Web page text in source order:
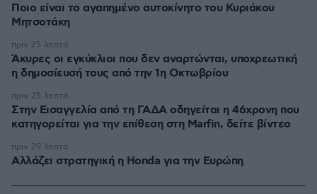
Ποιο είναι το αγαπημένο αυτοκίνητο του Κυριάκου
Μητσοτάκη
Άκυρες οι εγκύκλιοι που δεν αναρτώνται, υποχρεωτική
η δημοσίευσή τους από την 1η Οκτωβρίου
πριν 25 λεπτά
Στην Εισαγγελία από τη ΓΑΔΑ οδηγείται η 46χρονη που
κατηγορείται για την επίθεση στη Marfin, δείτε βίντεο
πριν 25 λεπτά
Αλλάζει στρατηγική η Honda για την Ευρώπη
πριν 29 λεπτά